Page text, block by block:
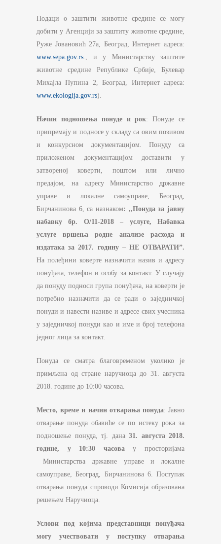
Подаци о заштити животне средине се могу
добити у Агенцији за заштиту животне средине,
Руже Јовановић 27а, Београд, Интернет адреса:
www.sepa.gov.rs., и у Министарству заштите
животне средине Републике Србије, Булевар
Михајла Пупина 2, Београд, Интернет адреса:
www.ekologija.gov.rs).
Начин подношења понуде и рок: Понуде се
припремају и подносе у складу са овим позивом
и конкурсном документацијом. Понуду са
приложеном документацијом доставити у
затвореној коверти, поштом или лично
предајом, на адресу Министарство државне
управе и локалне самоуправе, Београд,
Бирчанинова 6, са назнаком: ,,Понуда за јавну
набавку
бр. О/11-2018– услуге,Набавка
услуге вршења родне анализе расхода и
издатака за 2017. годину – НЕ ОТВАРАТИ”.
На полеђини коверте назначити назив и адресу
понуђача, телефон и особу за контакт. У случају
да понуду подноси група понуђача, на коверти је
потребно назначити да се ради о заједничкој
понуди и навести називе и адресе свих учесника
у заједничкој понуди као и име и број телефона
једног лица за контакт.
Понуда се сматра благовременом уколико је
примљена од стране наручиоца до 31. августа
2018. године до 10:00 часова.
Место, време и начин отварања понуда: Јавно
отварање понуда обавиће се по истеку рока за
подношење понуда, тј. дана 31. августа 2018.
године, у 10:30 часовау просторијама
Министарства државне управе и локалне
самоуправе, Београд, Бирчанинова 6. Поступак
отварања понуда спроводи Комисија образована
решењем Наручиоца.
Услови под којима представници понуђача
могу учествовати у поступку отварања